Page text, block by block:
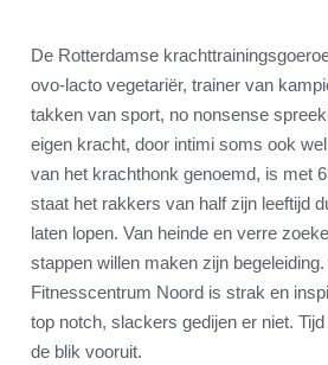
De Rotterdamse
ovo-lacto vegetariër, trainer van
takken van sport, no nonsense
eigen kracht, door intimi soms ook wel
van het krachthonk genoemd, is met
staat het rakkers van half zijn leeftijd
laten lopen. Van heinde en verre
stappen willen maken zijn
Fitnesscentrum Noord is strak en
top notch, slackers gedijen er niet.
de blik vooruit.